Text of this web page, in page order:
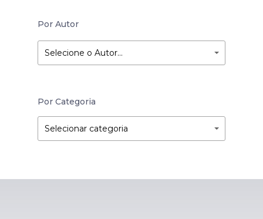
Por Autor
Selecione o Autor…
Por Categoria
Por
Categoria
Selecionar categoria
Categoria